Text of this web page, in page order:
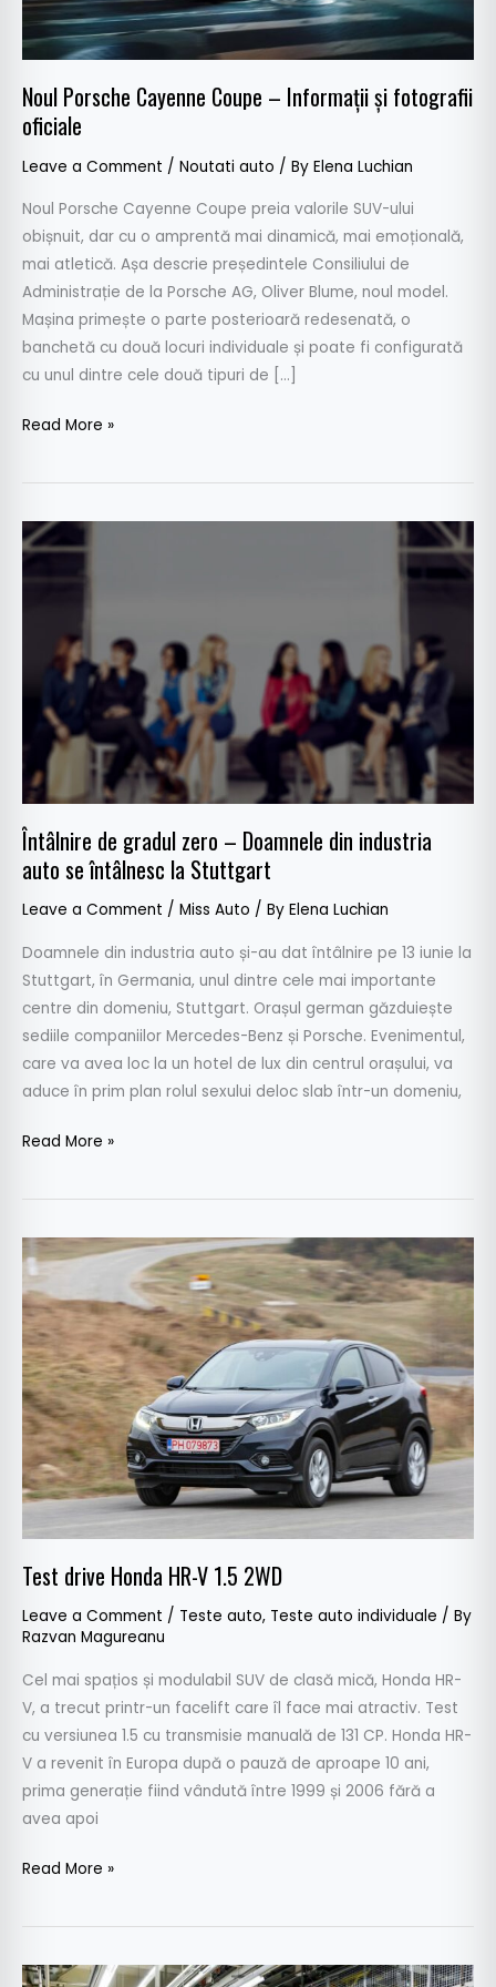
Noul Porsche Cayenne Coupe – Informații și fotografii
oficiale
Leave a Comment / Noutati auto / By Elena Luchian
Noul Porsche Cayenne Coupe preia valorile SUV-ului
obișnuit, dar cu o amprentă mai dinamică, mai emoțională,
mai atletică. Așa descrie președintele Consiliului de
Administrație de la Porsche AG, Oliver Blume, noul model.
Mașina primește o parte posterioară redesenată, o
banchetă cu două locuri individuale și poate fi configurată
cu unul dintre cele două tipuri de […]
fotografii
oficiale
Read More »
Întâlnire de gradul zero – Doamnele din industria
auto se întâlnesc la Stuttgart
Leave a Comment / Miss Auto / By Elena Luchian
Doamnele din industria auto și-au dat întâlnire pe 13 iunie la
Stuttgart, în Germania, unul dintre cele mai importante
centre din domeniu, Stuttgart. Orașul german găzduiește
sediile companiilor Mercedes-Benz și Porsche. Evenimentul,
care va avea loc la un hotel de lux din centrul orașului, va
aduce în prim plan rolul sexului deloc slab într-un domeniu,
Întâlnire
de
Doamnele
industria
auto
se
întâlnesc
la
Stuttgart
Read More »
Test drive Honda HR-V 1.5 2WD
Leave a Comment / Teste auto, Teste auto individuale / By
Razvan Magureanu
Cel mai spațios și modulabil SUV de clasă mică, Honda HR-
V, a trecut printr-un facelift care îl face mai atractiv. Test
cu versiunea 1.5 cu transmisie manuală de 131 CP. Honda HR-
V a revenit în Europa după o pauză de aproape 10 ani,
prima generație fiind vândută între 1999 și 2006 fără a
avea apoi
Test
drive
Honda
HR-
V
1.5
2WD
Read More »
Ce